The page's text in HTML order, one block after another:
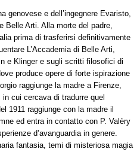
genovese e dell’ingegnere Evaristo,
Belle Arti. Alla morte del padre,
prima di trasferirsi definitivamente
L’Accademia di Belle Arti,
e Klinger e sugli scritti filosofici di
produce opere di forte ispirazione
raggiunge la madre a Firenze,
cui cercava di tradurre quel
1911 raggiunge con la madre il
ed entra in contatto con P. Valèry
d’avanguardia in genere.
fantasia, temi di misteriosa magia